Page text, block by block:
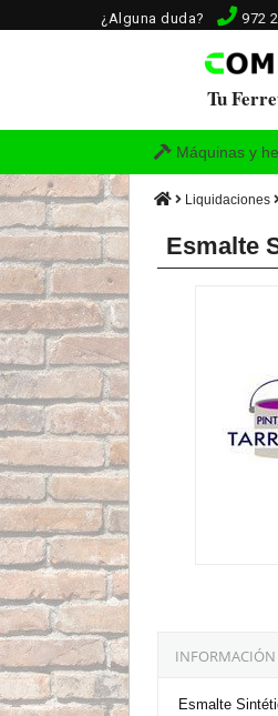
¿Alguna duda? 972
Tu
Máquinas y
Liquidaciones
Esmalte
INFORMACIÓN
Esmalte